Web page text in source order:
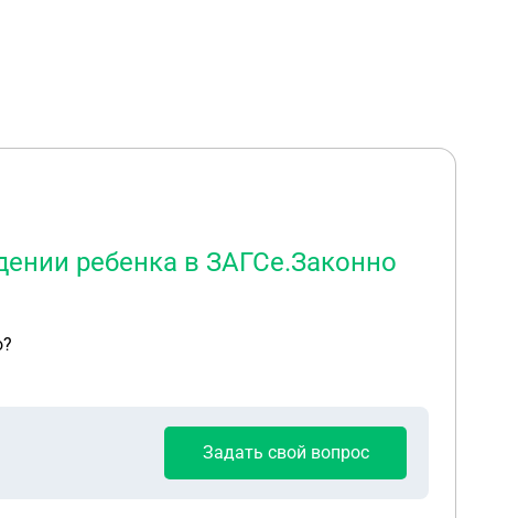
ребенка в ЗАГСе.Законно
Задать свой вопрос